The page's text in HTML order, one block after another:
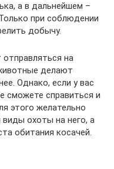
а в дальнейшем –
при соблюдении
добычу.
на
делают
Однако, если у вас
сможете справиться и
этого желательно
виды охоты на него, а
обитания косачей.